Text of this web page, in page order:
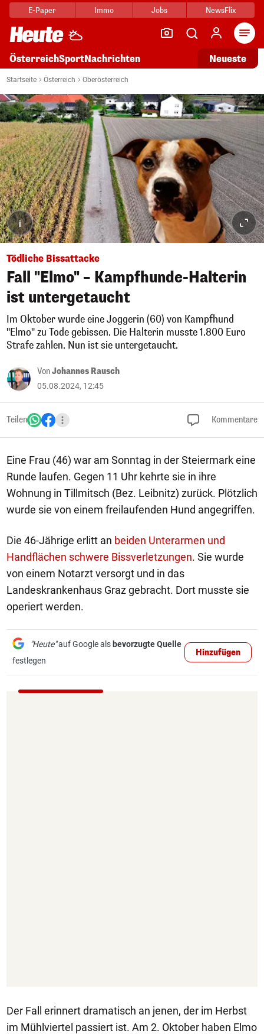
E-Paper Immo Jobs NewsFlix
ÖsterreichSportNachrichten Neueste
Startseite Österreich Oberösterreich
i
Tödliche Bissattacke
Fall "Elmo" – Kampfhunde-Halterin
ist untergetaucht
Im Oktober wurde eine Joggerin (60) von Kampfhund
"Elmo" zu Tode gebissen. Die Halterin musste 1.800 Euro
Strafe zahlen. Nun ist sie untergetaucht.
VonJohannes Rausch
05.08.2024, 12:45
Teilen Kommentare
Eine Frau (46) war am Sonntag in der Steiermark eine
Runde laufen. Gegen 11 Uhr kehrte sie in ihre
Wohnung in Tillmitsch (Bez. Leibnitz) zurück. Plötzlich
wurde sie von einem freilaufenden Hund angegriffen.
Die 46-Jährige erlitt an beiden Unterarmen und
Handflächen schwere Bissverletzungen. Sie wurde
von einem Notarzt versorgt und in das
Landeskrankenhaus Graz gebracht. Dort musste sie
operiert werden.
"Heute"auf Google als bevorzugte Quelle
festlegen
Hinzufügen
Der Fall erinnert dramatisch an jenen, der im Herbst
im Mühlviertel passiert ist. Am 2. Oktober haben Elmo